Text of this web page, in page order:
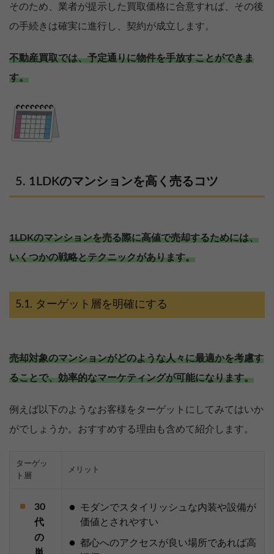
そのため、業者が提示した買取価格に合意すれば、その後
の手続きは確実に進行し、契約が成立します。
不動産買取では、予定通りに物件を手放すことができま
す。
1LDKのマンションを高く売るコツ
1LDKのマンションを売る際に高値で売却するためには、
いくつかの戦略とテクニックがあります。
ターゲット層を明確にする
売却対象のマンションがどのような人々に最適かを考慮す
ることで、効率的なマーケティングが可能になります。
例えば以下のようなお客様をターゲットにしてみてはいか
がでしょうか。おすすめする理由も含めて紹介します。
ターゲッ
ト層
メリット
30
代
の
モダンでスタイリッシュな内装や設備が
価値とされやすい
都心へのアクセスが良い場所であれば高